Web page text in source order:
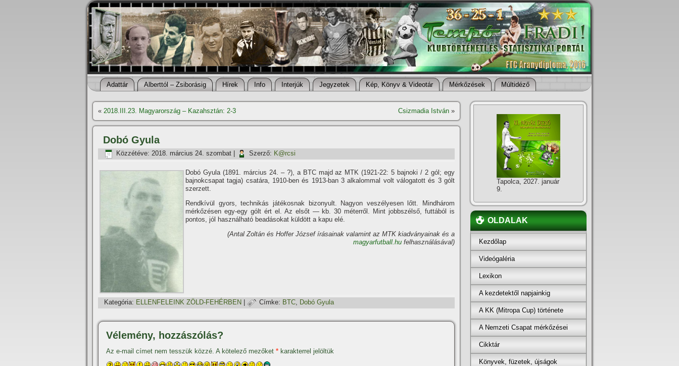
Adattár Alberttól – Zsiborásig Hí­rek Info Interjúk Jegyzetek Kép, Könyv & Videotár Mérkőzések Múltidéző
« 2018.III.23. Magyarország – Kazahsztán: 2-3 Csizmadia István »
Dobó Gyula
Közzétéve: 2018. március 24. szombat Szerző: K@rcsi
Dobó Gyula (1891. március 24. – ?), a BTC majd az MTK (1921-22: 5 bajnoki / 2 gól; egy
bajnokcsapat tagja) csatára, 1910-ben és 1913-ban 3 alkalommal volt válogatott és 3 gólt
szerzett.
Rendkí­vül gyors, technikás játékosnak bizonyult. Nagyon veszélyesen lőtt. Mindhárom
mérkőzésen egy-egy gólt ért el. Az elsőt — kb. 30 méterről. Mint jobbszélső, futtából is
pontos, jól használható beadásokat küldött a kapu elé.
(Antal Zoltán és Hoffer József í­rásainak valamint az MTK kiadványainak és a
magyarfutball.hu felhasználásával)
Kategória: ELLENFELEINK ZÖLD-FEHÉRBEN Címke: BTC, Dobó Gyula
Vélemény, hozzászólás?
Az e-mail címet nem tesszük közzé. A kötelező mezőket * karakterrel jelöltük
Tapolca, 2027. január
9.
OLDALAK
Kezdőlap
Videógaléria
Lexikon
A kezdetektől napjainkig
A KK (Mitropa Cup) története
A Nemzeti Csapat mérkőzései
Cikktár
Könyvek, füzetek, újságok